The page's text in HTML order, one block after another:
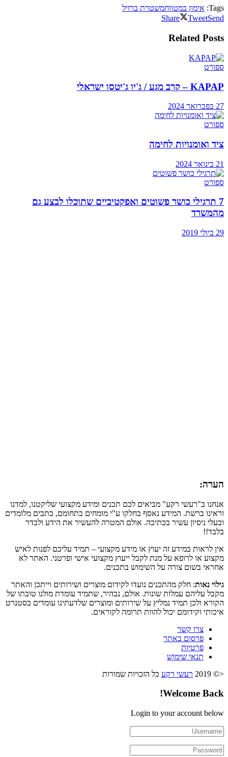
Tags: אימון במטווחמשטרת ברזיל
Share
TweetSend
Related Posts
ספורט
KAPAP – קרב מגע / ג'יו ג'יטסו ישראלי
27 בפברואר 2024
ספורט
ציד ואומנויות לחימה
21 בינואר 2024
ספורט
7 תרגילי כושר פשוטים ואפקטיביים שתוכלו לבצע גם
מהמשרד
29 ביולי 2019
הערה:
אנחנו ב"רעשי רקע" מביאים לכם תכנים ומידע מקצועי שליקטנו, למדנו
וראינו ברשת. המידע נאסף בחלקו ע"י מומחים בתחומם, כתבים מלומדים
ובעלי ניסיון עשיר בכתיבה. אולם המטרה להעשיר את הידע ולבדר
בלבד!!
אין לראות במידע זה יעוץ או מידע מקצועי – תמיד עליכם לפנות לאיש
מקצוע או לרופא על מנת לקבל ייעוץ מקצועי אישי ופרטני. האתר לא
אחראי בשום צורה על השימוש בתכנים.
גילוי נאות: חלק מהתכנים נועדו לקידום מוצרים ושירותים וייתכן והאתר
מקבל עליהם עמלות שונות. אולם, נבהיר, שתמיד עומדת מולנו טובתו של
הקורא ולכן תמיד נמליץ על שירותים ומוצרים שלדעתינו עומדים בסטנרט
איכותי וקידומם יכול להוות תרומה לקוראים.
צרו קשר
פרסום באתר
פרטיות
תנאי שימוש
<© 2019
רעשי רקע כל הזכויות שמורות
Welcome Back!
Login to your account below